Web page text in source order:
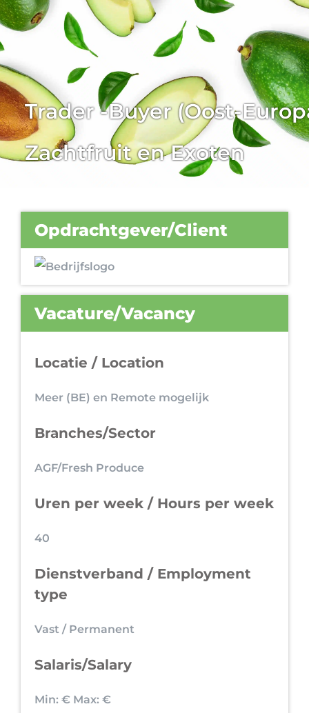
Trader -Buyer (Oost-
Zachtfruit en Exoten
Opdrachtgever/Client
Vacature/Vacancy
Locatie / Location
Meer (BE) en Remote mogelijk
Branches/Sector
AGF/Fresh Produce
Uren per week / Hours per week
40
Dienstverband / Employment
type
Vast / Permanent
Salaris/Salary
Min: € Max: €